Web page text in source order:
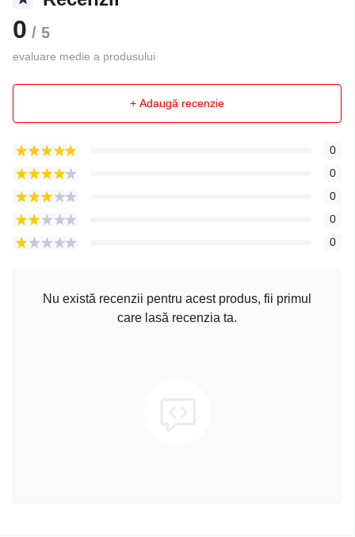
0 / 5
evaluare medie a produsului
+ Adaugă recenzie
0
0
0
0
0
Nu există recenzii pentru acest produs, fii primul
care lasă recenzia ta.